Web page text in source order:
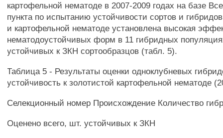
картофельной нематоде в 2007-2009 годах на базе
пункта по испытанию устойчивости сортов и
и картофельной нематоде установлена высокая
нематодоустойчивых форм в 11 гибридных
устойчивых к ЗКН сортообразцов (табл. 5).
Таблица 5 - Результаты оценки одноклубневых
устойчивость к золотистой картофельной нематоде
Селекционный номер Происхождение Количество
Оценено всего, шт. устойчивых к ЗКН